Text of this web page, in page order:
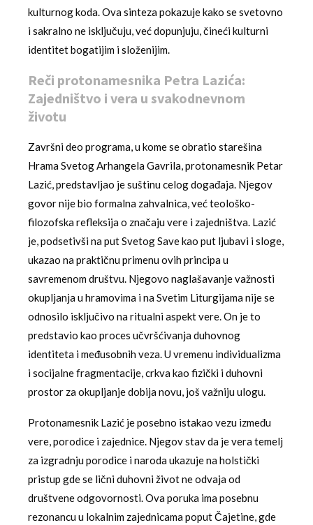
kulturnog koda. Ova sinteza pokazuje kako se svetovno
i sakralno ne isključuju, već dopunjuju, čineći kulturni
identitet bogatijim i složenijim.
Reči protonamesnika Petra Lazića:
Zajedništvo i vera u svakodnevnom
životu
Završni deo programa, u kome se obratio starešina
Hrama Svetog Arhangela Gavrila, protonamesnik Petar
Lazić, predstavljao je suštinu celog događaja. Njegov
govor nije bio formalna zahvalnica, već teološko-
filozofska refleksija o značaju vere i zajedništva. Lazić
je, podsetivši na put Svetog Save kao put ljubavi i sloge,
ukazao na praktičnu primenu ovih principa u
savremenom društvu. Njegovo naglašavanje važnosti
okupljanja u hramovima i na Svetim Liturgijama nije se
odnosilo isključivo na ritualni aspekt vere. On je to
predstavio kao proces učvršćivanja duhovnog
identiteta i međusobnih veza. U vremenu individualizma
i socijalne fragmentacije, crkva kao fizički i duhovni
prostor za okupljanje dobija novu, još važniju ulogu.
Protonamesnik Lazić je posebno istakao vezu između
vere, porodice i zajednice. Njegov stav da je vera temelj
za izgradnju porodice i naroda ukazuje na holstički
pristup gde se lični duhovni život ne odvaja od
društvene odgovornosti. Ova poruka ima posebnu
rezonancu u lokalnim zajednicama poput Čajetine, gde